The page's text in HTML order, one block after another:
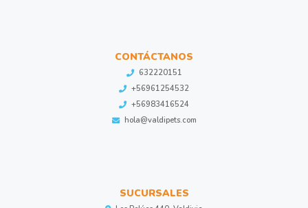
CONTÁCTANOS
632220151
+56961254532
+56983416524
hola@valdipets.com
SUCURSALES